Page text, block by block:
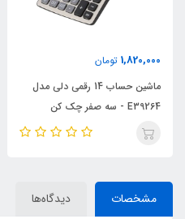
1,820,000 تومان
ماشین حساب 14 رقمی دلی مدل
E39264 - سه صفر چک کن
مشخصات دیدگاه‌ها